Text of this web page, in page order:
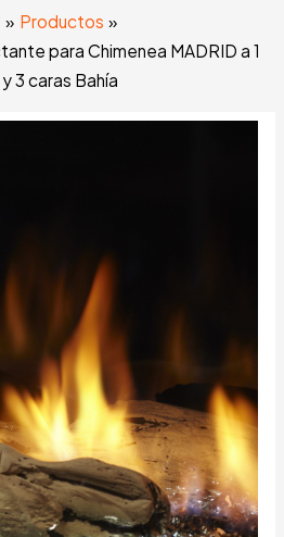
Productos
para Chimenea MADRID a 1
3 caras Bahía